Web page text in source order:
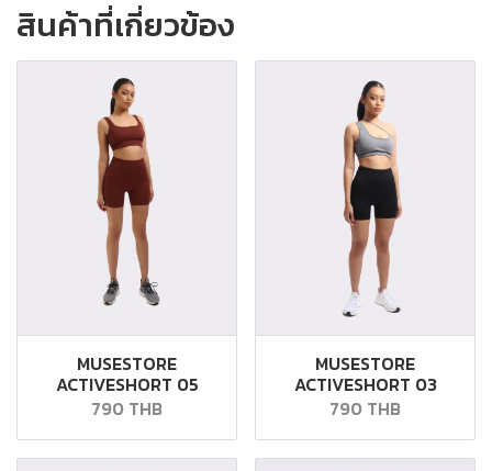
สินค้าที่เกี่ยวข้อง
MUSESTORE
ACTIVESHORT 05
790 THB
MUSESTORE
ACTIVESHORT 03
790 THB